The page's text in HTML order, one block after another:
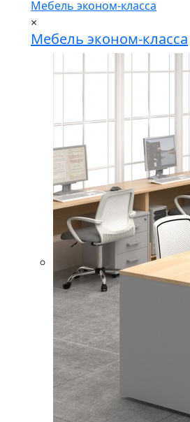
Мебель эконом-класса
×
Мебель эконом-класса